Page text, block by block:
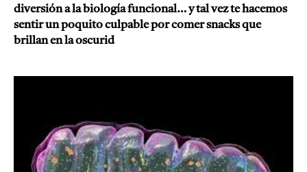
diversión a la biología funcional… y tal vez te hacemos
sentir un poquito culpable por comer snacks que
brillan en la oscurid